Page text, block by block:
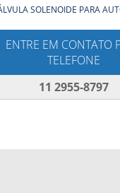
SOLENOIDE PARA
ENTRE EM CONTATO
TELEFONE
11 2955-8797